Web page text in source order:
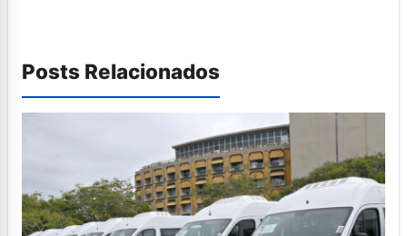
Posts Relacionados